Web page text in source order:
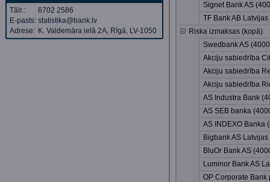
Tālr.:
6702 2586
E-pasts: statistika@bank.lv
Adrese: K. Valdemāra ielā 2A, Rīgā, LV-1050
Signet Bank AS
TF Bank AB
Riska izmaksas (kopā)
Swedbank AS
Akciju sabiedrība
Akciju sabiedrība
Akciju sabiedrība
AS Industra Bank
AS SEB banka
AS INDEXO Banka
Bigbank AS
BluOr Bank AS
Luminor Bank AS
OP Corporate